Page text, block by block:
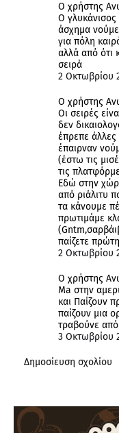
Ο χρήστης
Ο γλυκάνισος
άσχημα
για πόλη
αλλά από ότι
σειρά
2 Οκτωβρίου
Ο χρήστης
Οι σειρές
δεν
έπρεπε άλλες
έπαιρναν
(έστω τις
τις
Εδώ στην
από ριάλιτυ
τα κάνουμε
πρωτιμάμε
παίζετε
2 Οκτωβρίου
Ο χρήστης
Ma στην
και Παίζουν
παίζουν μια
τραβούνε από
3 Οκτωβρίου
Δημοσίευση σχολίου